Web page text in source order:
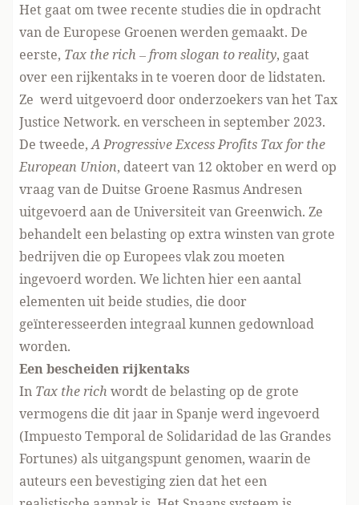
Het gaat om twee recente studies die in opdracht
van de Europese Groenen werden gemaakt. De
eerste, Tax the rich – from slogan to reality, gaat
over een rijkentaks in te voeren door de lidstaten.
Ze werd uitgevoerd door onderzoekers van hetTax
Justice Network. en verscheen in september 2023.
De tweede,A Progressive Excess Profits Tax for the
European Union, dateert van 12 oktober en werd op
vraag van de Duitse Groene Rasmus Andresen
uitgevoerd aan de Universiteit van Greenwich. Ze
behandelt een belasting op extra winsten van grote
bedrijven die op Europees vlak zou moeten
ingevoerd worden. We lichten hier een aantal
elementen uit beide studies, die door
geïnteresseerden integraal kunnen gedownload
worden.
Een bescheiden rijkentaks
In Tax the rich wordt de belasting op de grote
vermogens die dit jaar in Spanje werd ingevoerd
(Impuesto Temporal de Solidaridad de las Grandes
Fortunes) als uitgangspunt genomen, waarin de
auteurs een bevestiging zien dat het een